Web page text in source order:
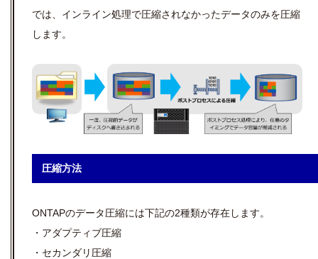
では、インライン処理で圧縮されなかったデータのみを圧縮
します。
圧縮方法
ONTAPのデータ圧縮には下記の2種類が存在します。
・アダプティブ圧縮
・セカンダリ圧縮